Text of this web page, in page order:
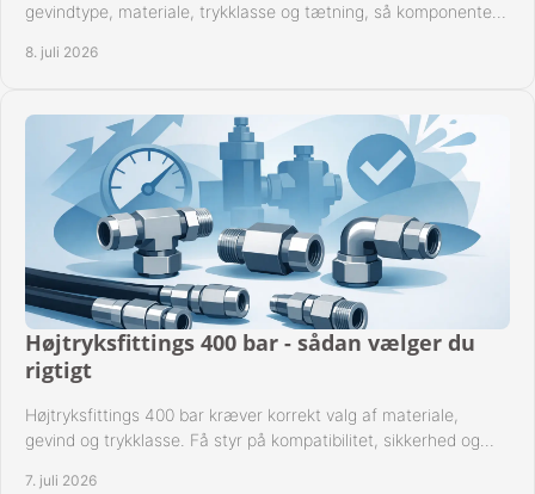
gevindtype, materiale, trykklasse og tætning, så komponenten
8. juli 2026
Højtryksfittings 400 bar - sådan vælger du
rigtigt
Højtryksfittings 400 bar kræver korrekt valg af materiale,
gevind og trykklasse. Få styr på kompatibilitet, sikkerhed og
7. juli 2026